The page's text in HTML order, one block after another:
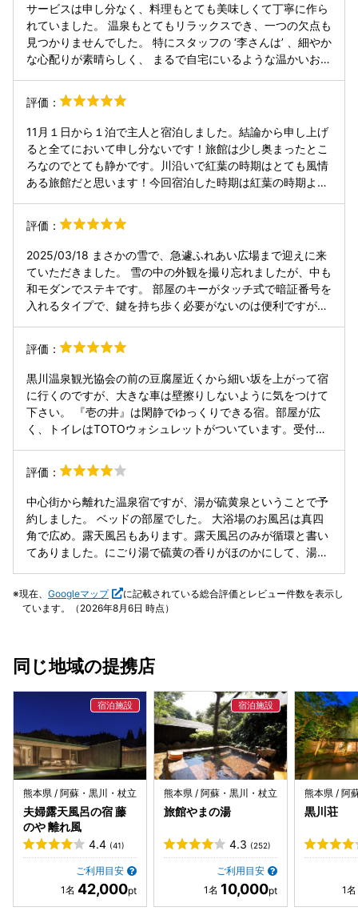
サービスは申し分なく、料理もとても美味しくて丁寧に作ら
れていました。 温泉もとてもリラックスでき、一つの欠点も
見つかりませんでした。 特にスタッフの ‘李さんは’ 、細やか
な心配りが素晴らしく、 まるで自宅にいるような温かいおも
要提到一個服務員李先生 真的細心到無微不至 讓我很有賓至
如歸的感受 有機會一定要再來享受一次
評価：
11月１日から１泊で主人と宿泊しました。結論から申し上げ
ると全てにおいて申し分ないです！旅館は少し奥まったとこ
ろなのでとても静かです。川沿いで紅葉の時期はとても風情
ある旅館だと思います！今回宿泊した時期は紅葉の時期より
意地張った夫婦が１番勧めるのが何といっても懐石料理！味
付けが最高で美味しかったです！鰆と山菜のパイ包み焼きは
美味しすぎて二人で悶絶しておりました！朝からヤマメの塩
焼きには感動しました！旅館の従業員の方は皆さん笑顔が素
敵なかたばかりでした！浴衣を着て、雪駄をレンタルさせて
いただいて食べ歩きできたことも素敵な思い出です！素敵な
お時間の提供ありがとうございました！
評価：
2025/03/18 まさかの雪で、急遽ふれあい広場まで迎えに来
ていただきました。 雪の中の外観を撮り忘れましたが、中も
和モダンでステキです。 部屋のキーがタッチ式で暗証番号を
入れるタイプで、鍵を持ち歩く必要がないのは便利ですが、
なるんじゃないか？と少し心配になりました。 雪がなかなか
止まず、ノーマルタイヤで行ったこともあり不安で仕方なか
ったのですが、フロントのお兄さんに何度も雪の状態を確認
したり、翌日走れそうなルートを説明してもらったり、本当
にお世話になりました。 食事は別会場の個室で、他の宿泊者
に気兼ねすることなくゆっくり楽しめます。 どのお料理も美
味しかったです。 朝食はいつもは洋食派なのですが、しっか
問題なしです。 お風呂への移動はいったん外に出て渡り廊下
るまでに冷めそうなくらい寒かった💦 でも、露天風呂も家族
風呂も入れて最高でした！
評価：
黒川温泉観光協会の前の豆腐屋近くから細い坂を上がって宿
に行くのですが、大きな車は壁擦りしないように気をつけて
下さい。 『壱の井』は閑静でゆっくりできる宿。部屋が広
く、トイレはTOTOウォシュレットがついています。受付か
設計で一階です。浴場と同じ階。露天風呂と家族風呂あり。
この日チェックイン後すぐ16:30に、入浴。全くの一人で貸
し切りのようでした。お湯は熱めに近いです。蛇口のお湯の
出もバッチリ。浴場には無料くしや歯ブラシなどがありまし
た。備え付けのシャンプー類あり。女性には嬉しい化粧水や
乳液は雪肌精が置いています。水分補給に水タンクもあり。
居室は、無料の水とインスタントコーヒーがありました。 食
したよ。
評価：
中心街から離れた温泉宿ですが、湯が硫黄泉ということで予
約しました。 ベッドの部屋でした。 大浴場のお風呂は真四
角で広め。露天風呂もあります。露天風呂のみが循環と書い
てありました。にごり湯で硫黄の香りがほのかにして、湯の
料。2回目からは1000円です。ここのお風呂も広くてのんび
りできました。 食事がとても良かったです。お肉もやわから
現在、 Googleマップ
に記載されている総合評価とレビュー件数を表示し
ています。（2026年8月6日 時点）
同じ地域の提携店
熊本県 / 阿蘇・黒川・杖立
夫婦露天風呂の宿 藤
のや 離れ風
4.4 (41)
ご利用目安
42,000
熊本県 / 阿蘇・黒川・杖立
旅館やまの湯
4.3 (252)
ご利用目安
10,000
熊本県 / 阿
黒川荘